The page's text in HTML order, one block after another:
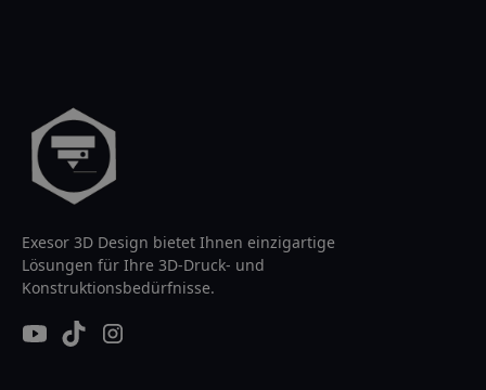
Exesor 3D Design bietet Ihnen einzigartige
Lösungen für Ihre 3D-Druck- und
Konstruktionsbedürfnisse.